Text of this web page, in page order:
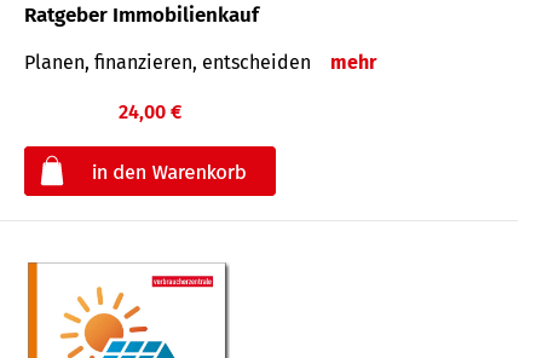
Ratgeber Immobilienkauf
Planen, finanzieren, entscheiden mehr
24,00 €